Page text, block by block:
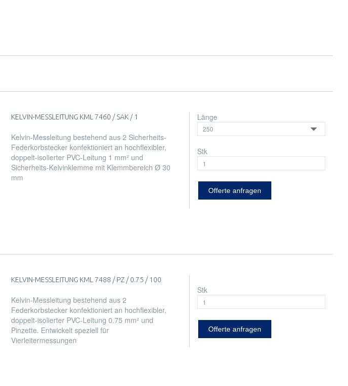
KELVIN-MESSLEITUNG KML 7460 / SAK / 1
Kelvin-Messleitung bestehend aus 2 Sicherheits-
Federkorbstecker konfektioniert an hochflexibler,
doppelt-isolierter PVC-Leitung 1 mm² und
Sicherheits-Kelvinklemme mit Klemmbereich Ø 30
mm
Länge
Stk
Offerte anfragen
KELVIN-MESSLEITUNG KML 7488 / PZ / 0.75 / 100
Kelvin-Messleitung bestehend aus 2
Federkorbstecker konfektioniert an hochflexibler,
doppelt-isolierter PVC-Leitung 0.75 mm² und
Pinzette. Entwickelt speziell für
Vierleitermessungen
Stk
Offerte anfragen